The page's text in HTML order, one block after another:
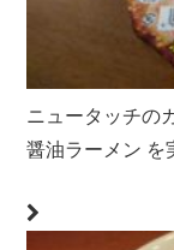
ニュータッチの
醤油ラーメン を